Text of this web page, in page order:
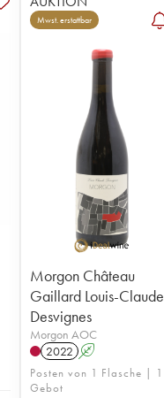
Mwst. erstattbar
Morgon Château
Gaillard Louis-Claude
Desvignes
Morgon AOC
2022 A
Posten von 1 Flasche | 1
Gebot